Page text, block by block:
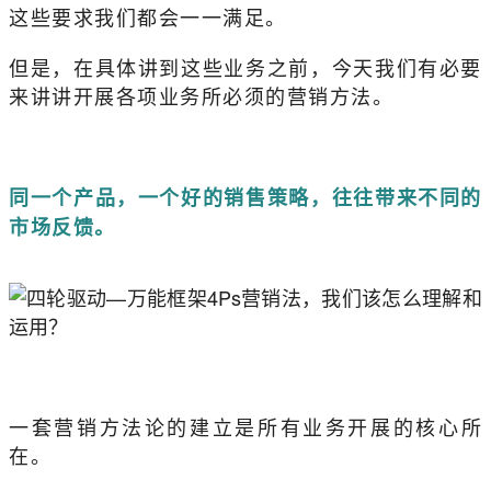
这些要求我们都会一一满足。
但是，在具体讲到这些业务之前，今天我们有必要
来讲讲开展各项业务所必须的营销方法。
同一个产品，一个好的销售策略，往往带来不同的
市场反馈。
一套营销方法论的建立是所有业务开展的核心所
在。